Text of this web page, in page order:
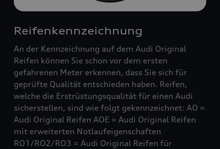
Reifenkennzeichnung
An der Kennzeichnung auf dem Audi Original
Reifen können Sie schon vor dem ersten
gefahrenen Meter erkennen, dass Sie sich für
geprüfte Qualität entschieden haben. Reifen,
welche die Erstrüstungsqualität für einen Audi
sicherstellen, sind wie folgt gekennzeichnet: AO =
Audi Original Reifen AOE = Audi Original Reifen
mit erweiterten Notlaufeigenschaften
RO1/RO2/RO3 = Audi Original Reifen für